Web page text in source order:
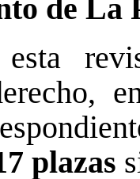
de La
plazas